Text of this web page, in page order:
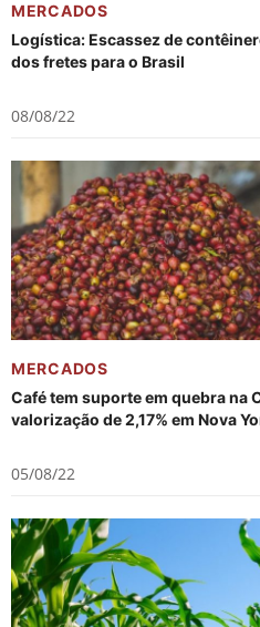
MERCADOS
Logística: Escassez de
dos fretes para o Brasil
08/08/22
MERCADOS
Café tem suporte em quebra na
valorização de 2,17% em Nova
05/08/22